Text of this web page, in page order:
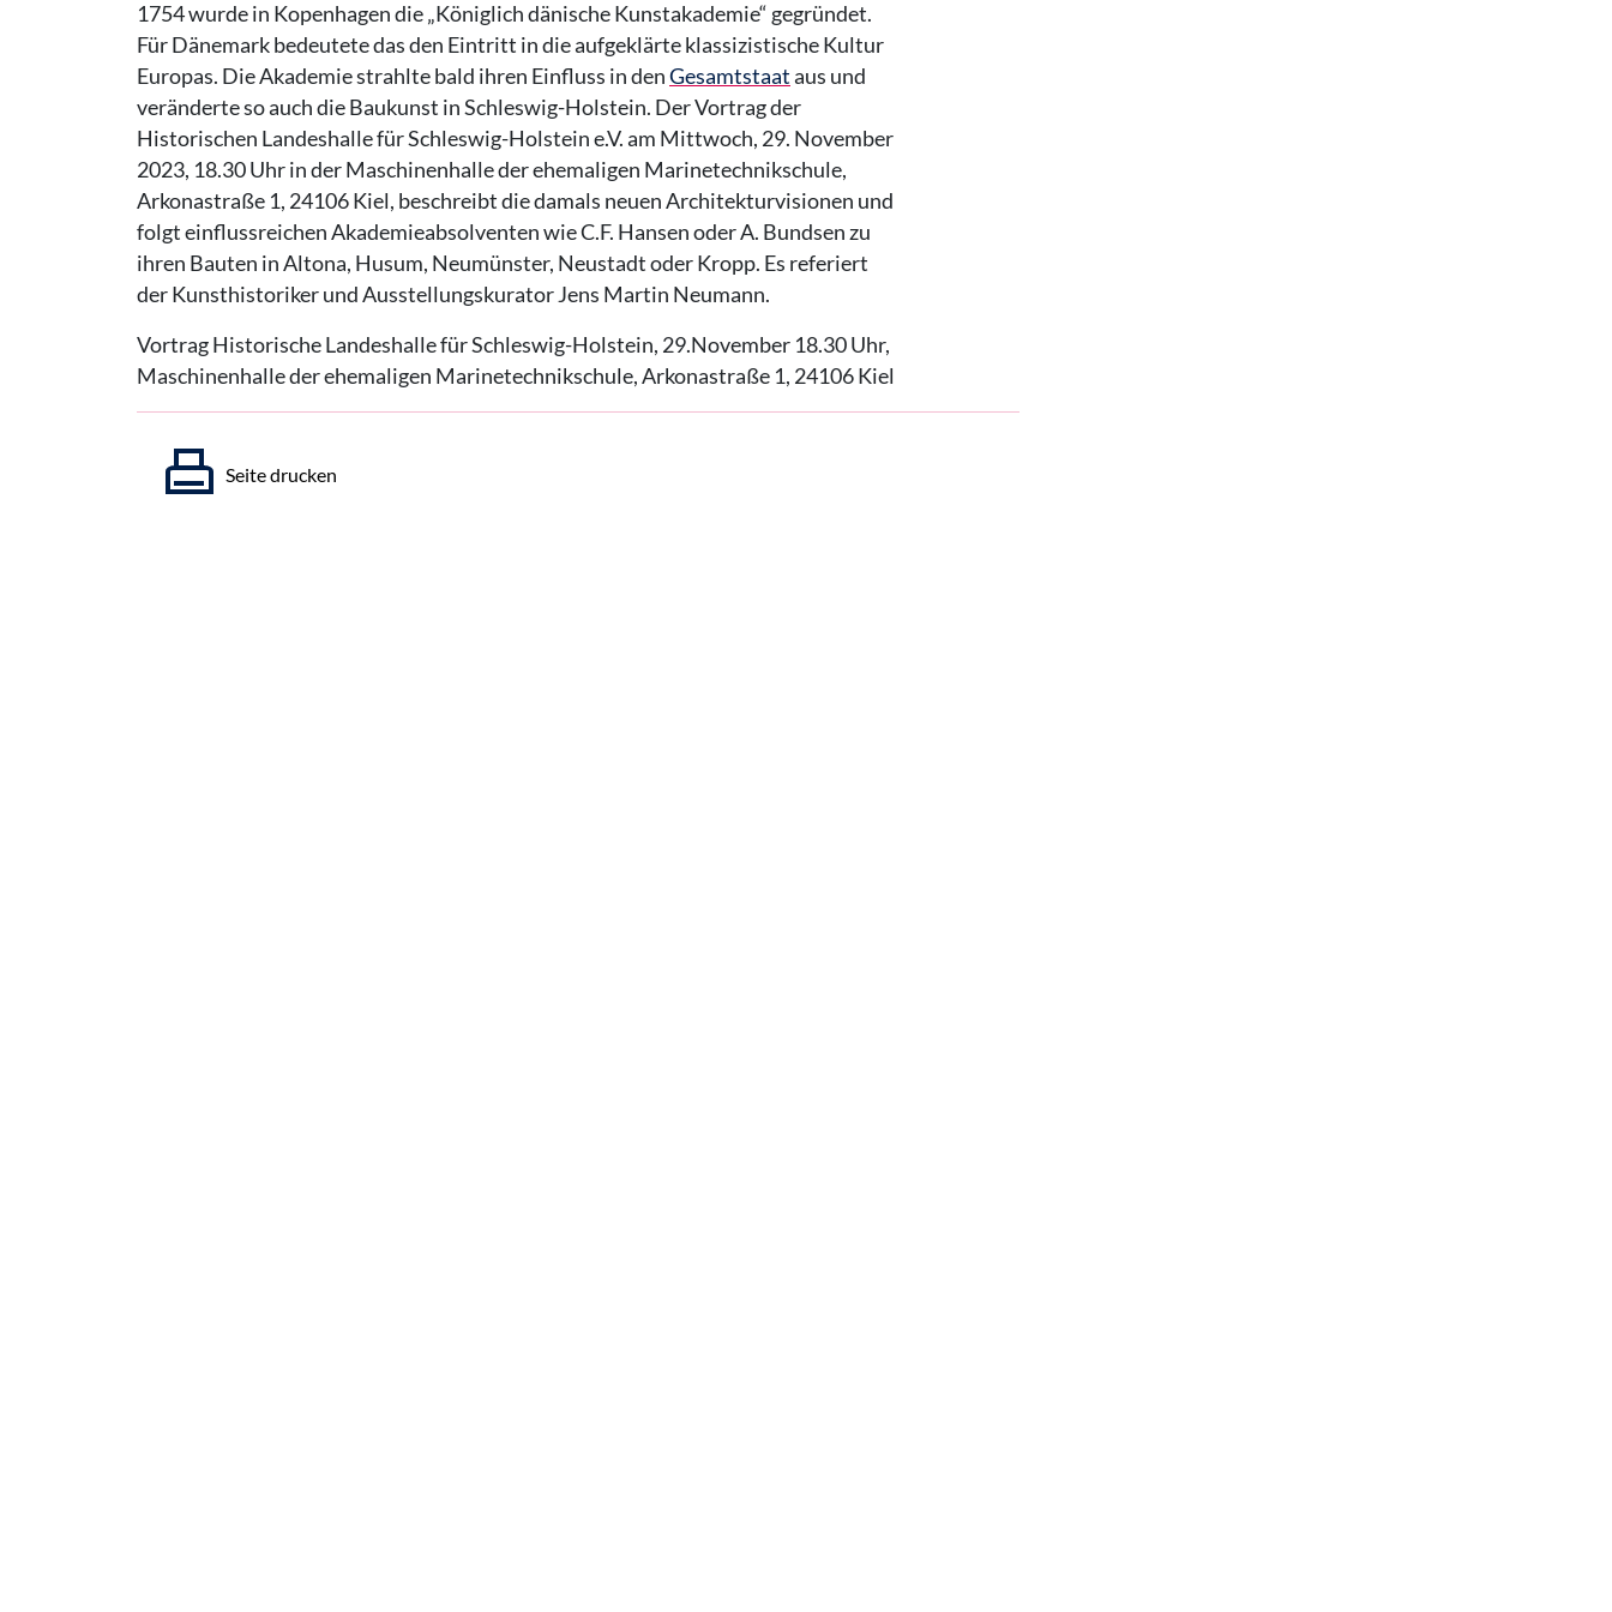
1754 wurde in Kopenhagen die „Königlich dänische Kunstakademie“ gegründet.
Für Dänemark bedeutete das den Eintritt in die aufgeklärte klassizistische Kultur
Europas. Die Akademie strahlte bald ihren Einfluss in denGesamtstaataus und
veränderte so auch die Baukunst in Schleswig-Holstein. Der Vortrag der
Historischen Landeshalle für Schleswig-Holstein e.V. am Mittwoch, 29. November
2023, 18.30 Uhr in der Maschinenhalle der ehemaligen Marinetechnikschule,
Arkonastraße 1, 24106 Kiel, beschreibt die damals neuen Architekturvisionen und
folgt einflussreichen Akademieabsolventen wie C.F. Hansen oder A. Bundsen zu
ihren Bauten in Altona, Husum, Neumünster, Neustadt oder Kropp. Es referiert
der Kunsthistoriker und Ausstellungskurator Jens Martin Neumann.
Vortrag Historische Landeshalle für Schleswig-Holstein, 29.November 18.30 Uhr,
Maschinenhalle der ehemaligen Marinetechnikschule, Arkonastraße 1, 24106 Kiel
Seite drucken